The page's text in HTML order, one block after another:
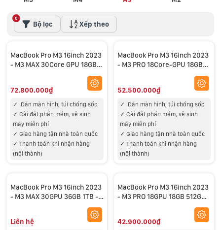
Bộ lọc
0
Xếp theo
MacBook Pro M3 16inch 2023
- M3 MAX 30Core GPU 18GB
72.800.000₫
✓ Dán màn hình, túi chống sốc
✓ Cài đặt phần mềm, vệ sinh
máy miễn phí
✓ Giao hàng tận nhà toàn quốc
✓ Thanh toán khi nhận hàng
(nội thành)
MacBook Pro M3 16inch 2023
- M3 PRO 18Core-GPU 18GB
52.500.000₫
✓ Dán màn hình, túi chống sốc
✓ Cài đặt phần mềm, vệ sinh
máy miễn phí
✓ Giao hàng tận nhà toàn quốc
✓ Thanh toán khi nhận hàng
(nội thành)
MacBook Pro M3 16inch 2023
- M3 MAX 30GPU 36GB 1TB -
Liên hệ
MacBook Pro M3 16inch 2023
- M3 PRO 18GPU 18GB 512GB -
42.900.000₫